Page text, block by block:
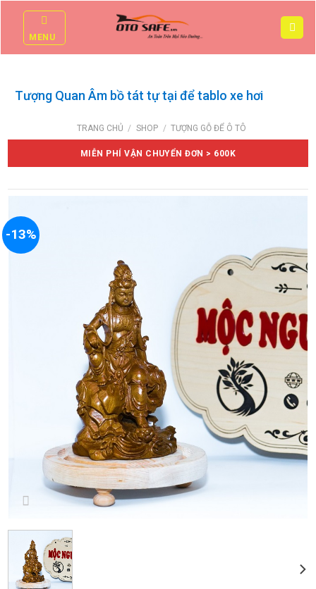
contentMENU
Tượng Quan Âm bồ tát tự tại để tablo xe hơi
TRANG CHỦ / SHOP / TƯỢNG GỖ ĐỂ Ô TÔ
MIỄN PHÍ VẬN CHUYỂN ĐƠN > 600K
-13%